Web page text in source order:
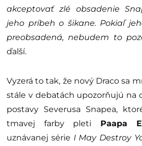
akceptovať zlé obsadenie
jeho príbeh o šikane. Pokiaľ
preobsadená, nebudem to
ďalší.
Vyzerá to tak, že nový Draco sa
stále v debatách upozorňujú na
postavy Severusa Snapea,
tmavej farby pleti Paapa
uznávanej série I May Destroy